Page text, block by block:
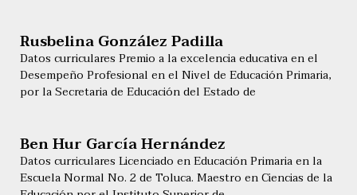
Rusbelina González Padilla
Datos curriculares Premio a la excelencia educativa en el
Desempeño Profesional en el Nivel de Educación Primaria,
por la Secretaria de Educación del Estado de
Ben Hur García Hernández
Datos curriculares Licenciado en Educación Primaria en la
Escuela Normal No. 2 de Toluca. Maestro en Ciencias de la